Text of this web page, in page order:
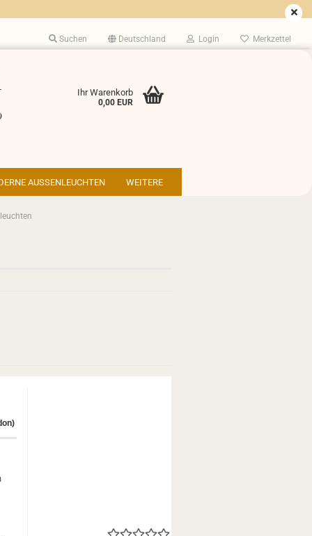
Suchen Deutschland Login Merkzettel
Ihr Warenkorb
0,00 EUR
AUSSENLEUCHTEN WEITERE